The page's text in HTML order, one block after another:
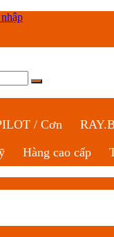
/ Cơn
Hàng cao cấp